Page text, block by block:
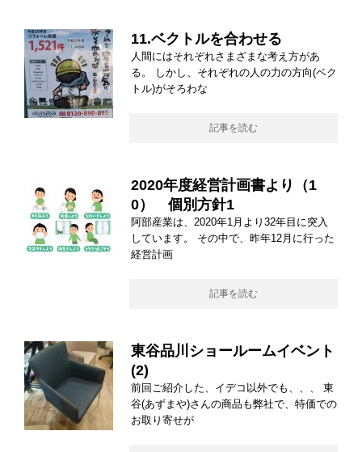
11.ベクトルを合わせる
人間にはそれぞれさまざまな考え方があ
る。 しかし、それぞれの人の力の方向(ベク
トル)がそろわな
記事を読む
2020年度経営計画書より（1
0） 個別方針1
阿部産業は、2020年1月より32年目に突入
しています。 その中で、昨年12月に行った
経営計画
記事を読む
東谷品川ショールームイベント
(2)
前回ご紹介した、イデコ以外でも、、、 東
谷(あずまや)さんの商品も弊社で、特価での
お取り寄せが